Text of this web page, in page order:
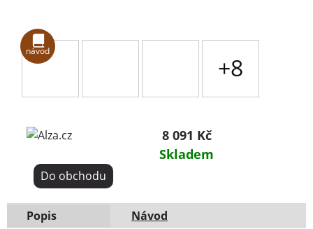
návod
+8
8 091 Kč
Skladem
Do obchodu
Popis Návod